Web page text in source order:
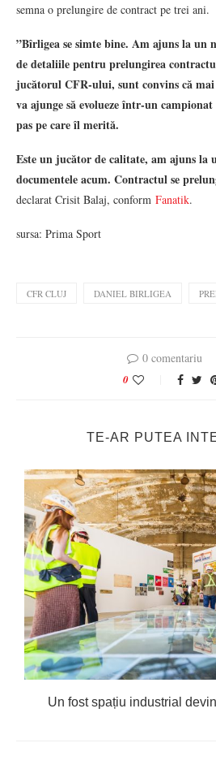
semna o prelungire de contract pe trei ani.
”Bîrligea se simte bine. Am ajuns la un
de detaliile pentru prelungirea
jucătorul CFR-ului, sunt convins că
va ajunge să evolueze într-un
pas pe care îl merită.
Este un jucător de calitate, am ajuns la
documentele acum. Contractul se
declarat Crisit Balaj, conform Fanatik.
sursa: Prima Sport
CFR CLUJ DANIEL BIRLIGEA
0 comentariu
0
TE-AR PUTEA
Un fost spațiu industrial